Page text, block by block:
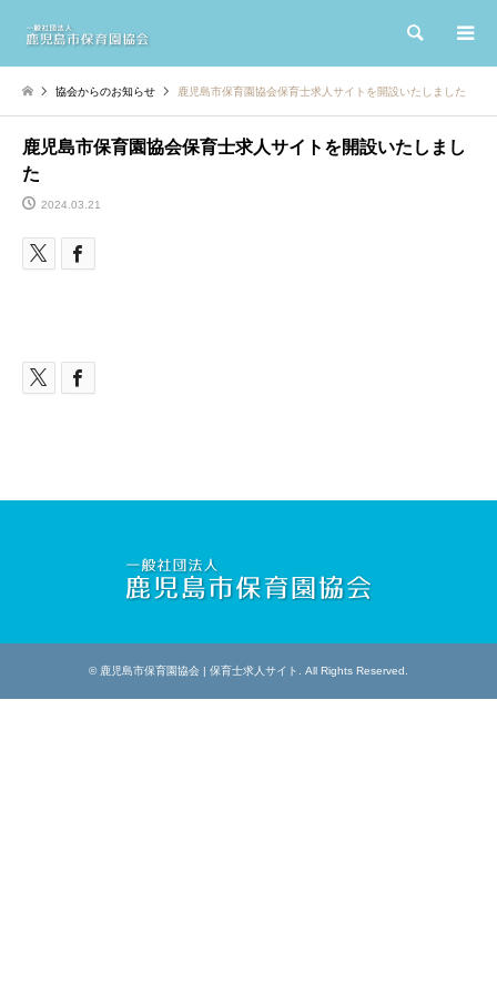
検索
協会からのお知らせ 鹿児島市保育園協会保育士求人サイトを開設いたしました
鹿児島市保育園協会保育士求人サイトを開設いたしまし
た
2024.03.21
© 鹿児島市保育園協会 | 保育士求人サイト . All Rights Reserved.